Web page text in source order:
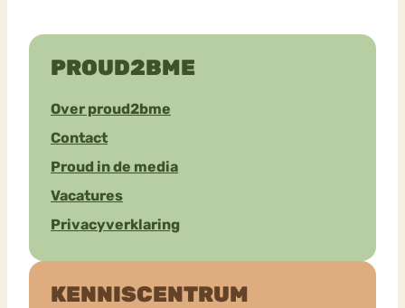
PROUD2BME
Over proud2bme
Contact
Proud in de media
Vacatures
Privacyverklaring
KENNISCENTRUM